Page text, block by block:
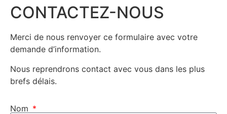
CONTACTEZ-NOUS
Merci de nous renvoyer ce formulaire avec votre
demande d’information.
Nous reprendrons contact avec vous dans les plus
brefs délais.
Nom